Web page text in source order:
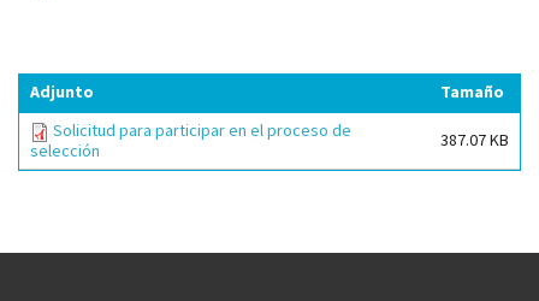
Adjunto
Tamaño
Solicitud para participar en el proceso de
selección
387.07 KB